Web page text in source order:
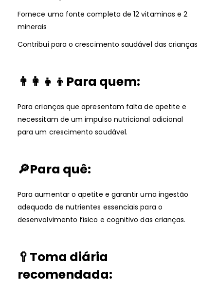
Fornece uma fonte completa de 12 vitaminas e 2
minerais
Contribui para o crescimento saudável das crianças
👨‍👩‍👧‍👦Para quem:
Para crianças que apresentam falta de apetite e
necessitam de um impulso nutricional adicional
para um crescimento saudável.
🔎Para quê:
Para aumentar o apetite e garantir uma ingestão
adequada de nutrientes essenciais para o
desenvolvimento físico e cognitivo das crianças.
🥄 Toma diária
recomendada: